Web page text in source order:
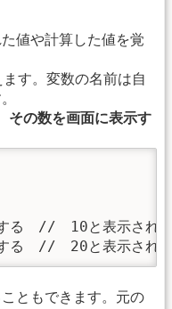
値や計算した値を覚
す。変数の名前は自
その数を画面に表示す
る　//　10と表示され
る　//　20と表示され
ともできます。元の